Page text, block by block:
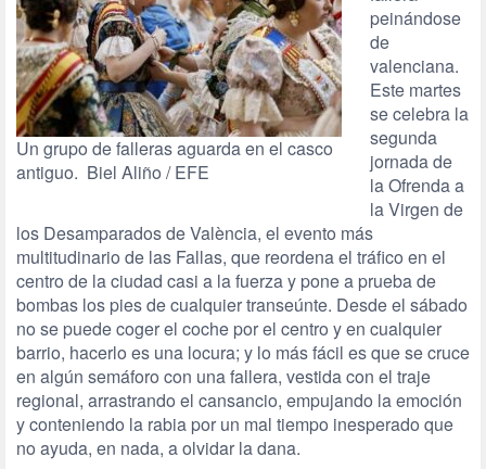
Un grupo de falleras aguarda en el casco
antiguo. Biel Aliño / EFE
peinándose
de
valenciana.
Este martes
se celebra la
segunda
jornada de
la Ofrenda a
la Virgen de
los Desamparados de València, el evento más
multitudinario de las Fallas, que reordena el tráfico en el
centro de la ciudad casi a la fuerza y pone a prueba de
bombas los pies de cualquier transeúnte. Desde el sábado
no se puede coger el coche por el centro y en cualquier
barrio, hacerlo es una locura; y lo más fácil es que se cruce
en algún semáforo con una fallera, vestida con el traje
regional, arrastrando el cansancio, empujando la emoción
y conteniendo la rabia por un mal tiempo inesperado que
no ayuda, en nada, a olvidar la dana.